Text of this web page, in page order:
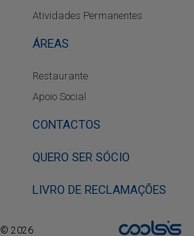
Atividades Permanentes
ÁREAS
Restaurante
Apoio Social
CONTACTOS
QUERO SER SÓCIO
LIVRO DE RECLAMAÇÕES
© 2026